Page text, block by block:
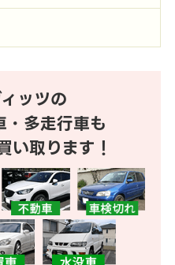
ッツの
・多走行車も
い取ります！